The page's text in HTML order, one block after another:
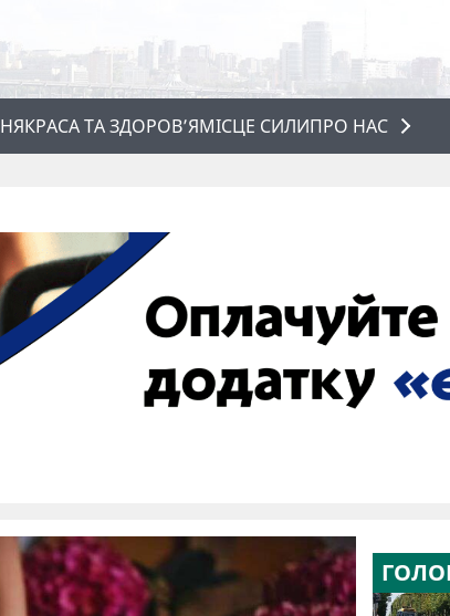
КРАСА ТА ЗДОРОВ’ЯМІСЦЕ СИЛИПРО НАС
ПРО НАС